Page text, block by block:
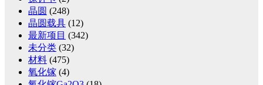
晶圆 (248)
晶圆载具 (12)
最新项目 (342)
未分类 (32)
材料 (475)
氧化镓 (4)